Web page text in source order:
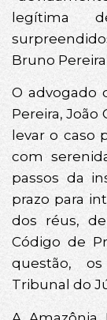
legítima
Bruno
O advogado
Pereira,
levar o caso
com
passos da
prazo para
dos réus,
Código de
questão,
Tribunal do